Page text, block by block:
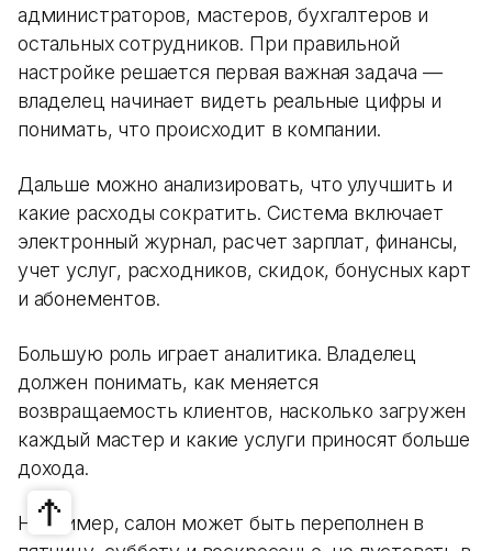
администраторов, мастеров, бухгалтеров и
остальных сотрудников. При правильной
настройке решается первая важная задача —
владелец начинает видеть реальные цифры и
понимать, что происходит в компании.
Дальше можно анализировать, что улучшить и
какие расходы сократить. Система включает
электронный журнал, расчет зарплат, финансы,
учет услуг, расходников, скидок, бонусных карт
и абонементов.
Большую роль играет аналитика. Владелец
должен понимать, как меняется
возвращаемость клиентов, насколько загружен
каждый мастер и какие услуги приносят больше
дохода.
Например, салон может быть переполнен в